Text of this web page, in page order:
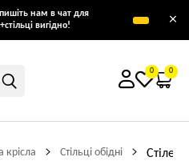
нам в чат для
вигідно!
×
0 0
крісла Стільці обідні